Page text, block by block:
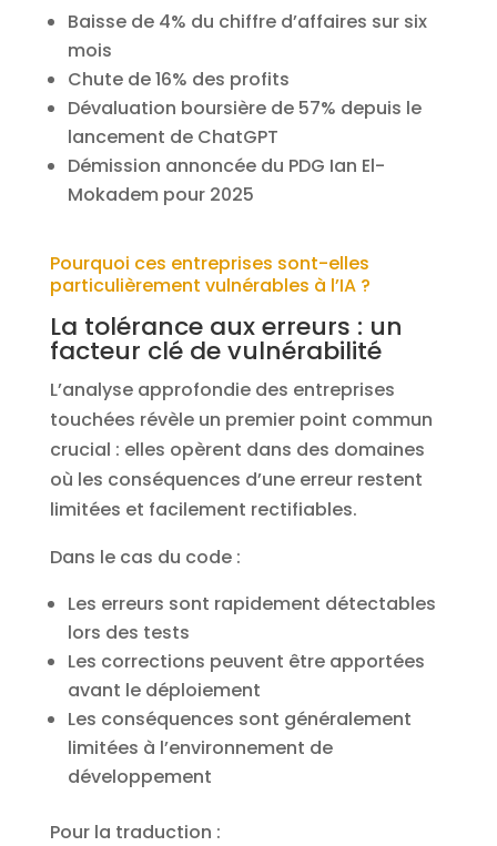
Baisse de 4% du chiffre d’affaires sur six
mois
Chute de 16% des profits
Dévaluation boursière de 57% depuis le
lancement de ChatGPT
Démission annoncée du PDG Ian El-
Mokadem pour 2025
Pourquoi ces entreprises sont-elles
particulièrement vulnérables à l’IA ?
La tolérance aux erreurs : un
facteur clé de vulnérabilité
L’analyse approfondie des entreprises
touchées révèle un premier point commun
crucial : elles opèrent dans des domaines
où les conséquences d’une erreur restent
limitées et facilement rectifiables.
Dans le cas du code :
Les erreurs sont rapidement détectables
lors des tests
Les corrections peuvent être apportées
avant le déploiement
Les conséquences sont généralement
limitées à l’environnement de
développement
Pour la traduction :